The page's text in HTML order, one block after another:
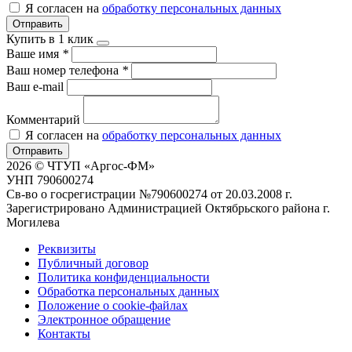
Я согласен на обработку персональных данных
Отправить
Купить в 1 клик
Ваше имя *
Ваш номер телефона *
Ваш e-mail
Комментарий
Я согласен на обработку персональных данных
Отправить
2026 © ЧТУП «Аргос-ФМ»
УНП 790600274
Св-во о госрегистрации №790600274 от 20.03.2008 г.
Зарегистрировано Администрацией Октябрьского района г.
Могилева
Реквизиты
Публичный договор
Политика конфиденциальности
Обработка персональных данных
Положение о cookie-файлах
Электронное обращение
Контакты